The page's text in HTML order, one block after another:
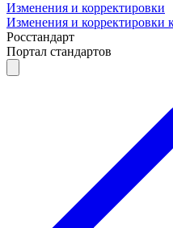
Изменения и корректировки
Изменения и корректировки
Росстандарт
Портал стандартов